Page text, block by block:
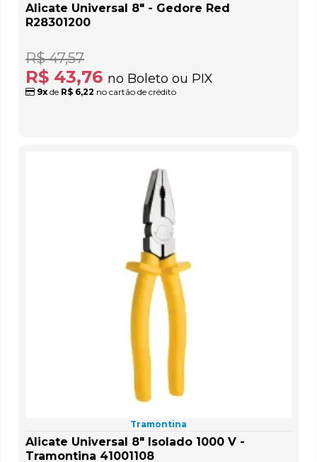
Alicate Universal 8" - Gedore Red
R28301200
R$ 43,76 no Boleto ou PIX
R$ 47,57
9x de R$ 6,22 no cartão de crédito
Tramontina
Alicate Universal 8" Isolado 1000 V -
Tramontina 41001108